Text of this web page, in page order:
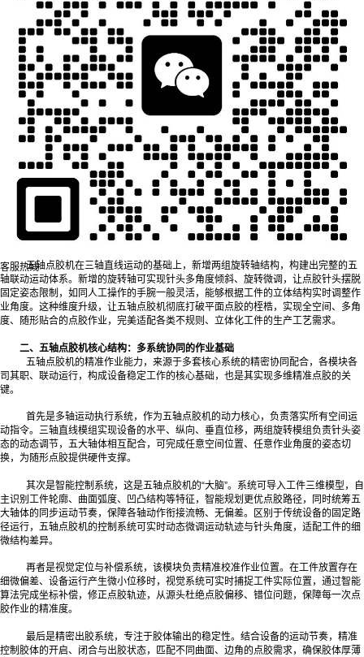
一、五轴点胶机的维度升级：突破传统点胶设备局限
想要理解五轴点胶机的工作原理，首先要厘清其与传统点胶设备的核心差异。
常规点胶设备依托三轴运动架构，仅能完成X、Y、Z三个方向的直线平移，点胶针头
姿态固定、角度无法调整，作业范围被局限在规则平面与简单立体空间内，无法适配
异形工件的随形点胶需求。
五轴点胶机在三轴直线运动的基础上，新增两组旋转轴结构，构建出完整的五
轴联动运动体系。新增的旋转轴可实现针头多角度倾斜、旋转微调，让点胶针头摆脱
固定姿态限制，如同人工操作的手腕一般灵活，能够根据工件的立体结构实时调整作
业角度。这种维度升级，让五轴点胶机彻底打破平面点胶的桎梏，实现全空间、多角
度、随形贴合的点胶作业，完美适配各类不规则、立体化工件的生产工艺需求。
二、五轴点胶机核心结构：多系统协同的作业基础
五轴点胶机的精准作业能力，来源于多套核心系统的精密协同配合，各模块各
司其职、联动运行，构成设备稳定工作的核心基础，也是其实现多维精准点胶的关
键。
首先是多轴运动执行系统，作为五轴点胶机的动力核心，负责落实所有空间运
动指令。三轴直线模组实现设备的水平、纵向、垂直位移，两组旋转模组负责针头姿
态的动态调节，五大轴体相互配合，可完成任意空间位置、任意作业角度的姿态切
换，为随形点胶提供硬件支撑。
其次是智能控制系统，这是五轴点胶机的“大脑”。系统可导入工件三维模型，自
主识别工件轮廓、曲面弧度、凹凸结构等特征，智能规划更优点胶路径，同时统筹五
大轴体的同步运动节奏，保障各轴动作衔接流畅、无偏差。区别于传统设备的固定路
径运行，五轴点胶机的控制系统可实时动态微调运动轨迹与针头角度，适配工件的细
微结构差异。
再者是视觉定位与补偿系统，该模块负责精准校准作业位置。在工件放置存在
细微偏差、设备运行产生微小位移时，视觉系统可实时捕捉工件实际位置，通过智能
算法完成坐标补偿，修正点胶轨迹，从源头杜绝点胶偏移、错位问题，保障每一次点
胶作业的精准度。
最后是精密出胶系统，专注于胶体输出的稳定性。结合设备的运动节奏，精准
控制胶体的开启、闭合与出胶状态，匹配不同曲面、边角的点胶需求，确保胶体厚薄
客服热线